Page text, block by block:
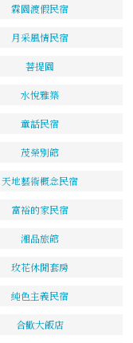
霖園渡假民宿
月采風情民宿
菩提園
水悅雅築
童話民宿
茂榮別館
天地藝術概念民宿
富裕的家民宿
湘品旅館
玫花休閒套房
純色主義民宿
合歡大飯店